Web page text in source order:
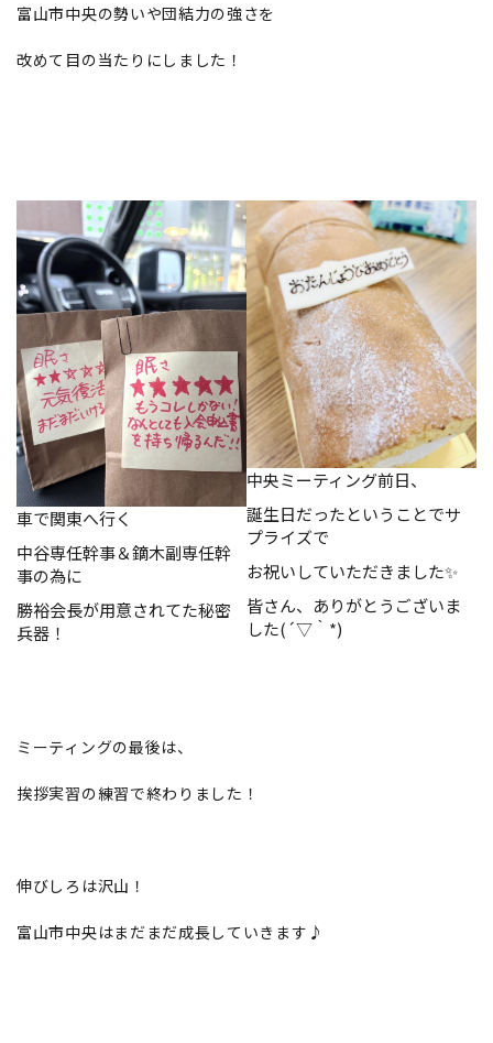
富山市中央の勢いや団結力の強さを
改めて目の当たりにしました！
車で関東へ行く
中谷専任幹事＆鏑木副専任幹
事の為に
勝裕会長が用意されてた秘密
兵器！
中央ミーティング前日、
誕生日だったということでサ
プライズで
お祝いしていただきました✨
皆さん、ありがとうございま
した(´▽｀*)
ミーティングの最後は、
挨拶実習の練習で終わりました！
伸びしろは沢山！
富山市中央はまだまだ成長していきます♪